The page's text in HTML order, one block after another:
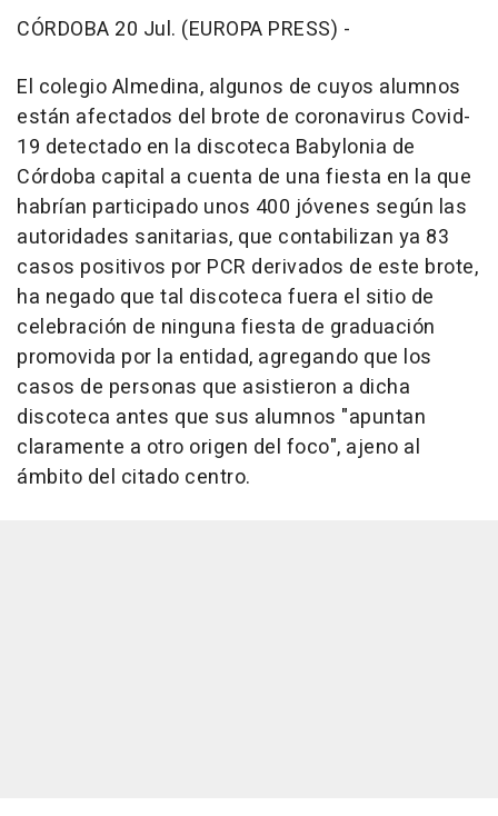
CÓRDOBA 20 Jul. (EUROPA PRESS) -
El colegio Almedina, algunos de cuyos alumnos
están afectados del brote de coronavirus Covid-
19 detectado en la discoteca Babylonia de
Córdoba capital a cuenta de una fiesta en la que
habrían participado unos 400 jóvenes según las
autoridades sanitarias, que contabilizan ya 83
casos positivos por PCR derivados de este brote,
ha negado que tal discoteca fuera el sitio de
celebración de ninguna fiesta de graduación
promovida por la entidad, agregando que los
casos de personas que asistieron a dicha
discoteca antes que sus alumnos "apuntan
claramente a otro origen del foco", ajeno al
ámbito del citado centro.